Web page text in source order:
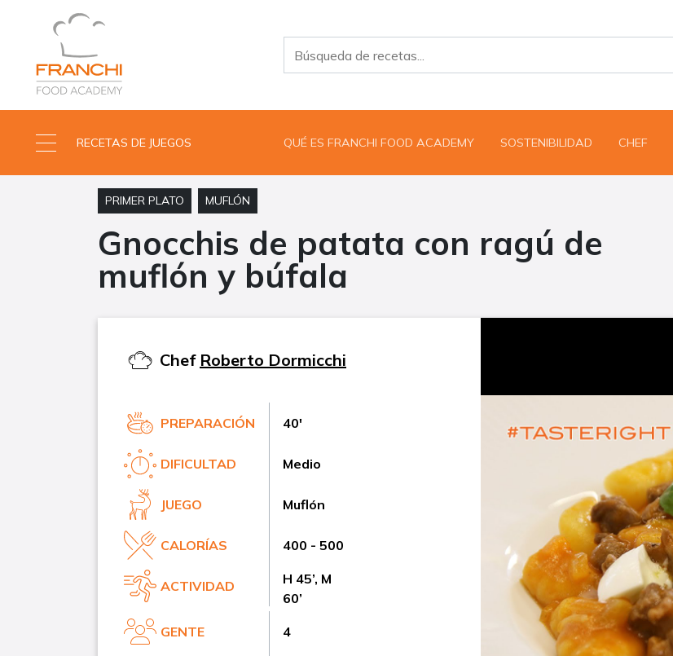
RECETAS DE JUEGOS QUÉ ES FRANCHI FOOD ACADEMY SOSTENIBILIDAD CHEF
PRIMER PLATO MUFLÓN
Gnocchis de patata con ragú de
muflón y búfala
Chef Roberto Dormicchi
PREPARACIÓN 40'
DIFICULTAD Medio
JUEGO Muflón
CALORÍAS 400 - 500
ACTIVIDAD
H 45’, M
60’
GENTE 4